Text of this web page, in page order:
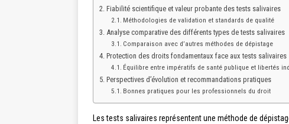
Fiabilité scientifique et valeur probante des tests salivaires
Méthodologies de validation et standards de qualité
Analyse comparative des différents types de tests salivaires
Comparaison avec d’autres méthodes de dépistage
Protection des droits fondamentaux face aux tests salivaires
Équilibre entre impératifs de santé publique et libertés
Perspectives d’évolution et recommandations pratiques
Bonnes pratiques pour les professionnels du droit
Les tests salivaires représentent une méthode de